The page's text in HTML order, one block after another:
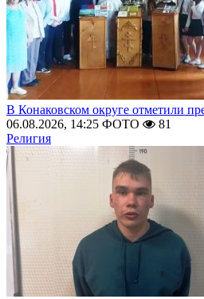
В Конаковском округе отметили
06.08.2026, 14:25 ФОТО
81
Религия